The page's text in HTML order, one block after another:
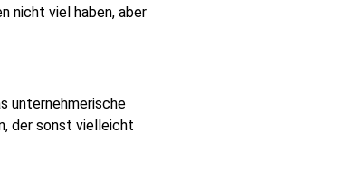
nicht viel haben, aber
unternehmerische
der sonst vielleicht